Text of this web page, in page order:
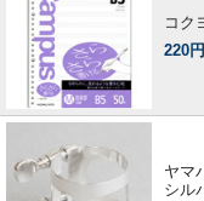
コク
220円
ヤマ
シル